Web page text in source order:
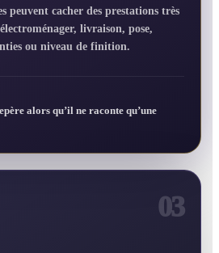
peuvent cacher des prestations très
livraison, pose,
ou niveau de finition.
alors qu’il ne raconte qu’une
03